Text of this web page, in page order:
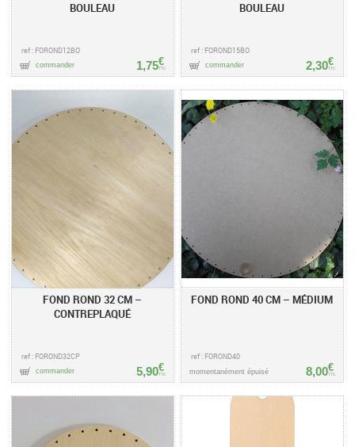
BOULEAU
ref : FOROND12BO
1,75€
TTC
commander
BOULEAU
ref : FOROND15BO
2,30€
TTC
commander
FOND ROND 32 CM –
CONTREPLAQUÉ
ref : FOROND32CP
5,90€
TTC
commander
FOND ROND 40 CM – MÉDIUM
ref : FOROND40
8,00€
TTC
momentanément épuisé